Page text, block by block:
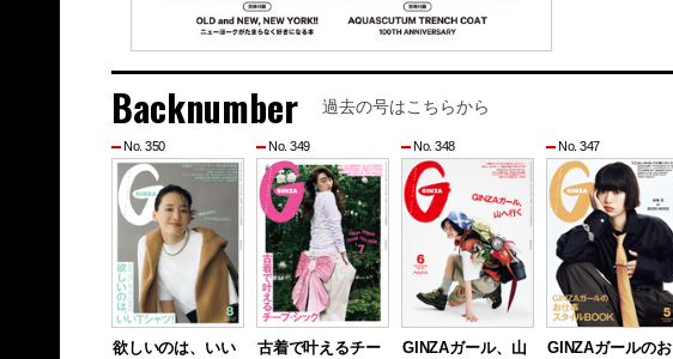
Backnumber 過去の号はこちらから
No. 350
欲しいのは、いい
No. 349
古着で叶えるチー
No. 348
GINZAガール、山
No. 347
GINZAガールのお